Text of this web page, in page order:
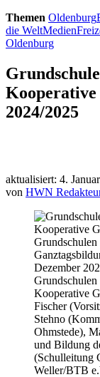
Themen Oldenburg
die WeltMedien
Oldenburg
Kooperative
2024/2025
aktualisiert: 4.
von HWN
Dezember
Kooperative
Fischer
Stehno
Ohmstede),
und Bildung
(Schulleitung
Weller/BTB